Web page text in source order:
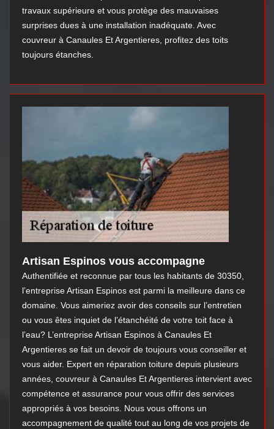
travaux supérieure et vous protège des mauvaises
surprises dues à une installation inadéquate. Avec
couvreur à Canaules Et Argentieres, profitez des toits
toujours étanches.
Artisan Espinos vous accompagne
Authentifiée et reconnue par tous les habitants de 30350,
l’entreprise Artisan Espinos est parmi la meilleure dans ce
domaine. Vous aimeriez avoir des conseils sur l’entretien
ou vous êtes inquiet de l’étanchéité de votre toit face à
l’eau? L’entreprise Artisan Espinos à Canaules Et
Argentieres se fait un devoir de toujours vous conseiller et
vous aider. Expert en réparation toiture depuis plusieurs
années, couvreur à Canaules Et Argentieres intervient avec
compétence et assurance pour vous offrir des services
appropriés à vos besoins. Nous vous offrons un
accompagnement de qualité tout au long de vos projets de